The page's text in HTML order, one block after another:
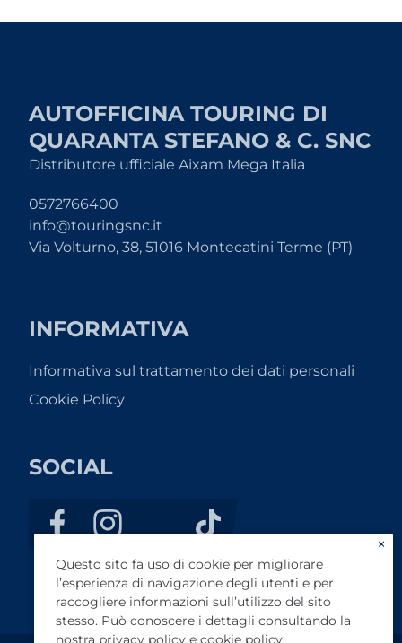
AUTOFFICINA TOURING DI
QUARANTA STEFANO & C. SNC
Distributore ufficiale Aixam Mega Italia
0572766400
info@touringsnc.it
Via Volturno, 38, 51016 Montecatini Terme (PT)
INFORMATIVA
Informativa sul trattamento dei dati personali
Cookie Policy
SOCIAL
×
Questo sito fa uso di cookie per migliorare
l’esperienza di navigazione degli utenti e per
raccogliere informazioni sull’utilizzo del sito
stesso. Può conoscere i dettagli consultando la
nostra privacy policy e cookie policy.